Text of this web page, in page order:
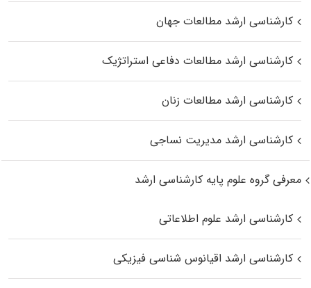
کارشناسی ارشد مطالعات جهان
کارشناسی ارشد مطالعات دفاعی استراتژیک
کارشناسی ارشد مطالعات زنان
کارشناسی ارشد مدیریت نساجی
معرفی گروه علوم پایه کارشناسی ارشد
کارشناسی ارشد علوم اطلاعاتی
کارشناسی ارشد اقیانوس‌ شناسی فیزیکی